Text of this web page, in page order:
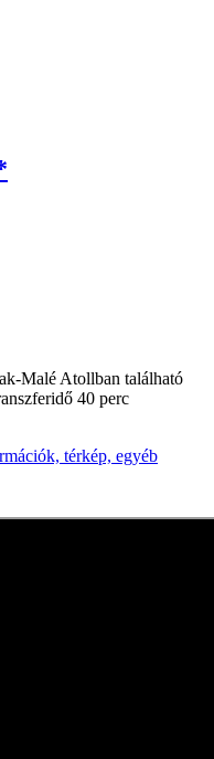
Malé Atollban található
40 perc
térkép, egyéb